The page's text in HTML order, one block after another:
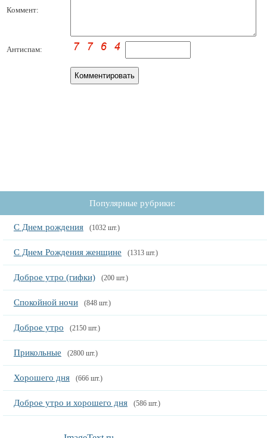
Коммент:
Антиспам:
Популярные рубрики:
С Днем рождения (1032 шт.)
С Днем Рождения женщине (1313 шт.)
Доброе утро (гифки) (200 шт.)
Спокойной ночи (848 шт.)
Доброе утро (2150 шт.)
Прикольные (2800 шт.)
Хорошего дня (666 шт.)
Доброе утро и хорошего дня (586 шт.)